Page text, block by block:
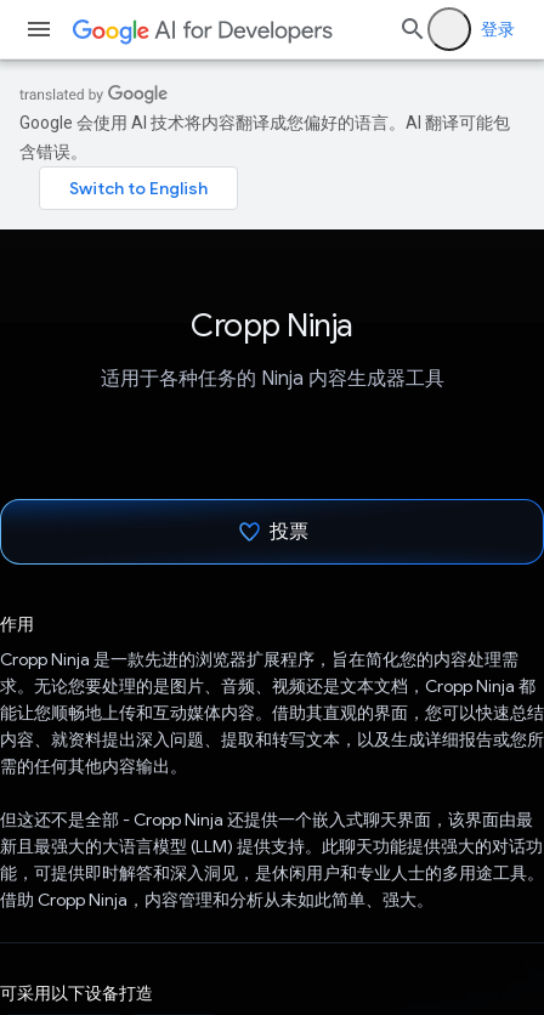
登录
Google 会使用 AI 技术将内容翻译成您偏好的语言。AI 翻译可能包
含错误。
Cropp Ninja
适用于各种任务的 Ninja 内容生成器工具
投票
作用
Cropp Ninja 是一款先进的浏览器扩展程序，旨在简化您的内容处理需
求。无论您要处理的是图片、音频、视频还是文本文档，Cropp Ninja 都
能让您顺畅地上传和互动媒体内容。借助其直观的界面，您可以快速总结
内容、就资料提出深入问题、提取和转写文本，以及生成详细报告或您所
需的任何其他内容输出。
但这还不是全部 - Cropp Ninja 还提供一个嵌入式聊天界面，该界面由最
新且最强大的大语言模型 (LLM) 提供支持。此聊天功能提供强大的对话功
能，可提供即时解答和深入洞见，是休闲用户和专业人士的多用途工具。
借助 Cropp Ninja，内容管理和分析从未如此简单、强大。
可采用以下设备打造